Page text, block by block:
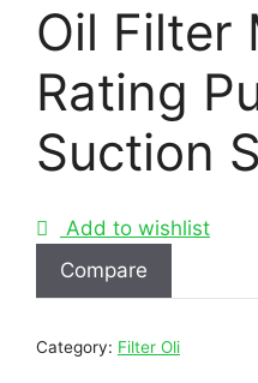
Oil Filter
Rating
Suction
Add to wishlist
Compare
Category: Filter Oli